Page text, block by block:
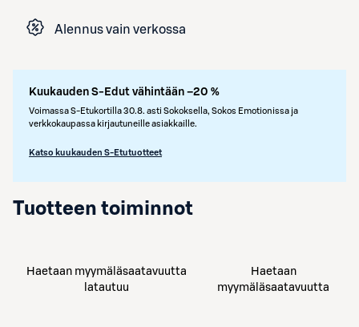
Alennus vain verkossa
Kuukauden S-Edut vähintään –20 %
Voimassa S-Etukortilla 30.8. asti Sokoksella, Sokos Emotionissa ja
verkkokaupassa kirjautuneille asiakkaille.
Katso kuukauden S-Etutuotteet
Tuotteen toiminnot
Haetaan myymäläsaatavuutta
latautuu
Haetaan
myymäläsaatavuutta